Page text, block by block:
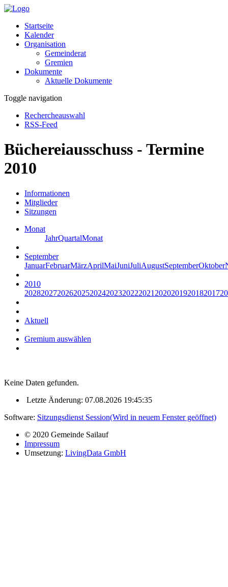
Startseite
Kalender
Organisation
Gemeinderat
Gremien
Dokumente
Aktuelle Dokumente
Toggle navigation
Rechercheauswahl
RSS-Feed
Büchereiausschuss - Termine
2010
Informationen
Mitglieder
Sitzungen
Monat
JahrQuartalMonat
September
JanuarFebruarMärzAprilMaiJuniJuliAugustSeptemberOktober
2010
20282027202620252024202320222021 2020201920182017
Aktuell
Gremium auswählen
Keine Daten gefunden.
Letzte Änderung: 07.08.2026 19:45:35
Software: Sitzungsdienst Session(Wird in neuem Fenster geöffnet)
© 2020 Gemeinde Sailauf
Impressum
Umsetzung: LivingData GmbH